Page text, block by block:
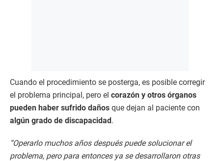
Cuando el procedimiento se posterga, es posible corregir
el problema principal, pero el corazón y otros órganos
pueden haber sufrido daños que dejan al paciente con
algún grado de discapacidad.
“Operarlo muchos años después puede solucionar el
problema, pero para entonces ya se desarrollaron otras